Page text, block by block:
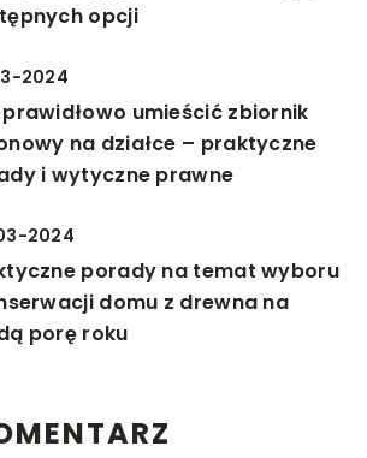
opcji
2024
umieścić zbiornik
na działce – praktyczne
i wytyczne prawne
2024
porady na temat wyboru
domu z drewna na
porę roku